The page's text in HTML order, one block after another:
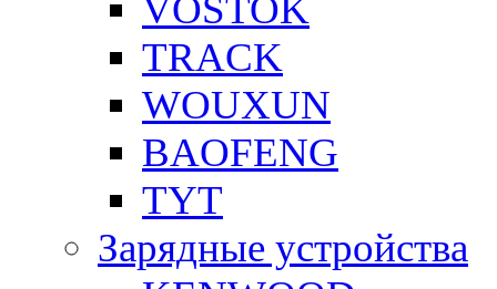
VOSTOK
TRACK
WOUXUN
BAOFENG
TYT
Зарядные устройства